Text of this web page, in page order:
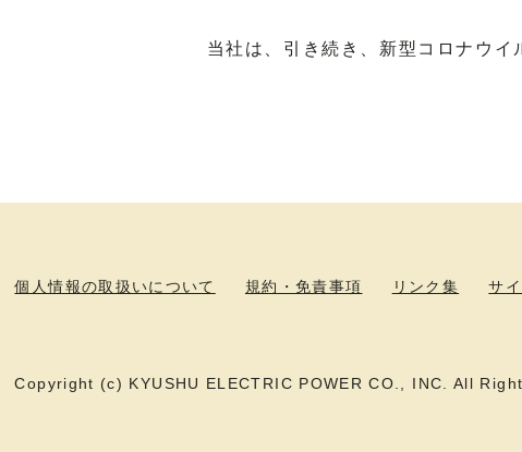
当社は、引き続き、新型コロナウイ
個人情報の取扱いについて 規約・免責事項 リンク集 サ
Copyright (c) KYUSHU ELECTRIC POWER CO., INC. All